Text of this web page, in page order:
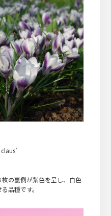
の裏側が紫色を呈し、白色
品種です。